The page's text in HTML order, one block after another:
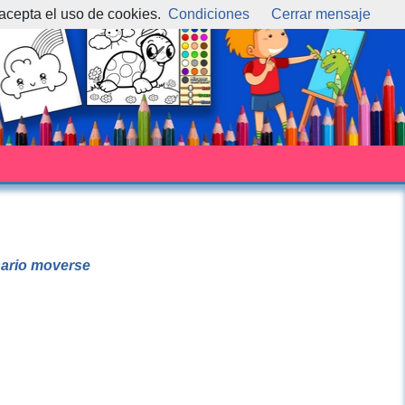
moverse
el uso de cookies. Condiciones Cerrar mensaje